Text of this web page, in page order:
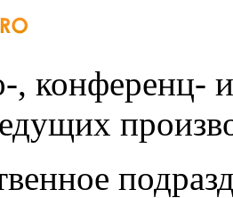
, конференц-